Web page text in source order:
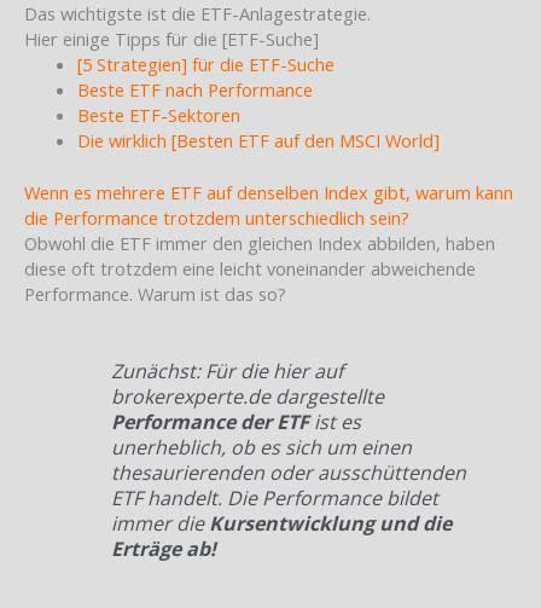
Das wichtigste ist die ETF-Anlagestrategie.
Hier einige Tipps für die [ETF-Suche]
[5 Strategien] für die ETF-Suche
Beste ETF nach Performance
Beste ETF-Sektoren
Die wirklich [Besten ETF auf den MSCI World]
Wenn es mehrere ETF auf denselben Index gibt, warum kann
die Performance trotzdem unterschiedlich sein?
Obwohl die ETF immer den gleichen Index abbilden, haben
diese oft trotzdem eine leicht voneinander abweichende
Performance. Warum ist das so?
Zunächst: Für die hier auf
brokerexperte.de dargestellte
Performance der ETFist es
unerheblich, ob es sich um einen
thesaurierenden oder ausschüttenden
ETF handelt. Die Performance bildet
immer dieKursentwicklung und die
Erträge ab!